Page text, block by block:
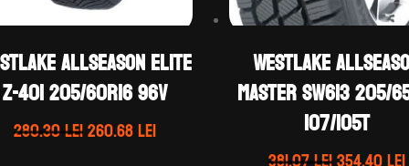
ALLSEASON ELITE
Z-401 205/60R16 96V
280.30leiPrețul
260.68leiPrețul
WestLake
MASTER SW613 205/
107/105T